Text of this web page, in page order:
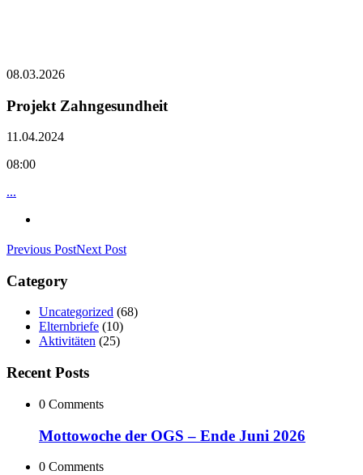
08.03.2026
Projekt Zahngesundheit
11.04.2024
08:00
...
Previous PostNext Post
Category
Uncategorized (68)
Elternbriefe (10)
Aktivitäten (25)
Recent Posts
0 Comments
Mottowoche der OGS – Ende Juni 2026
0 Comments